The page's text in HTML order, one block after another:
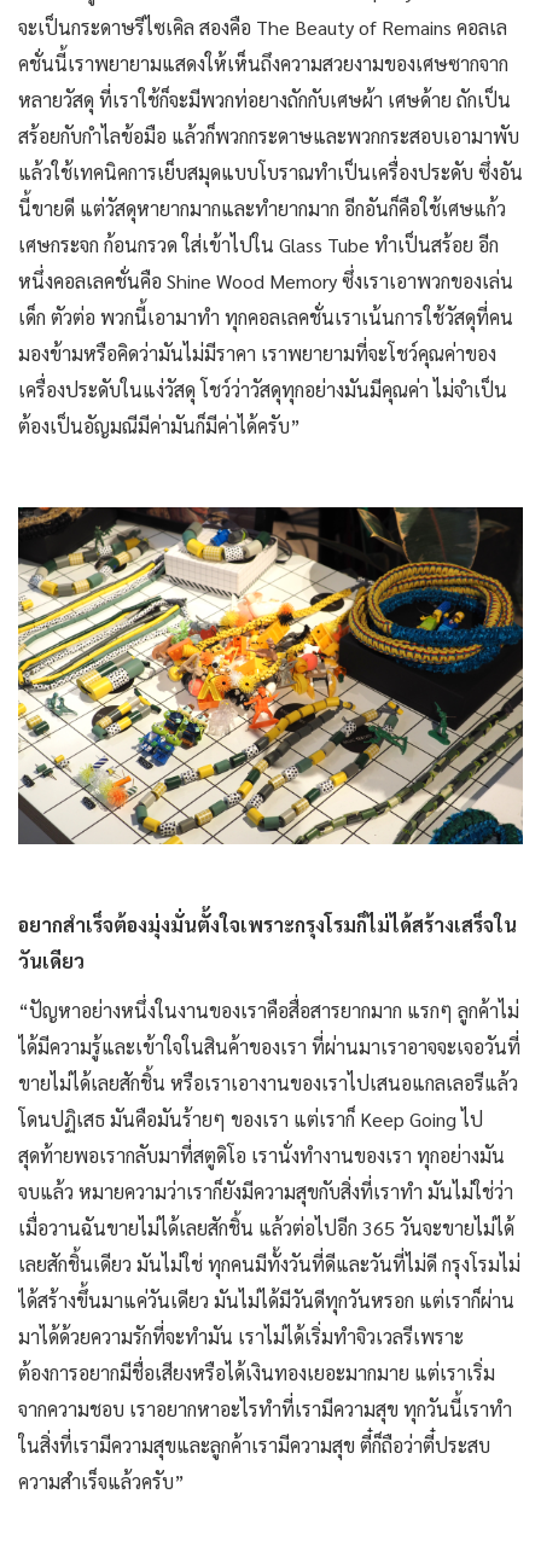
จะเป็นกระดาษรีไซเคิล สองคือ The Beauty of Remains คอลเล
คชั่นนี้เราพยายามแสดงให้เห็นถึงความสวยงามของเศษซากจาก
หลายวัสดุ ที่เราใช้ก็จะมีพวกท่อยางถักกับเศษผ้า เศษด้าย ถักเป็น
สร้อยกับกำไลข้อมือ แล้วก็พวกกระดาษและพวกกระสอบเอามาพับ
แล้วใช้เทคนิคการเย็บสมุดแบบโบราณทำเป็นเครื่องประดับ ซึ่งอัน
นี้ขายดี แต่วัสดุหายากมากและทำยากมาก อีกอันก็คือใช้เศษแก้ว
เศษกระจก ก้อนกรวด ใส่เข้าไปใน Glass Tube ทำเป็นสร้อย อีก
หนึ่งคอลเลคชั่นคือ Shine Wood Memory ซึ่งเราเอาพวกของเล่น
เด็ก ตัวต่อ พวกนี้เอามาทำ ทุกคอลเลคชั่นเราเน้นการใช้วัสดุที่คน
มองข้ามหรือคิดว่ามันไม่มีราคา เราพยายามที่จะโชว์คุณค่าของ
เครื่องประดับในแง่วัสดุ โชว์ว่าวัสดุทุกอย่างมันมีคุณค่า ไม่จำเป็น
ต้องเป็นอัญมณีมีค่ามันก็มีค่าได้ครับ”
อยากสำเร็จต้องมุ่งมั่นตั้งใจเพราะกรุงโรมก็ไม่ได้สร้างเสร็จใน
วันเดียว
“ปัญหาอย่างหนึ่งในงานของเราคือสื่อสารยากมาก แรกๆ ลูกค้าไม่
ได้มีความรู้และเข้าใจในสินค้าของเรา ที่ผ่านมาเราอาจจะเจอวันที่
ขายไม่ได้เลยสักชิ้น หรือเราเอางานของเราไปเสนอแกลเลอรีแล้ว
โดนปฏิเสธ มันคือมันร้ายๆ ของเรา แต่เราก็ Keep Going ไป
สุดท้ายพอเรากลับมาที่สตูดิโอ เรานั่งทำงานของเรา ทุกอย่างมัน
จบแล้ว หมายความว่าเราก็ยังมีความสุขกับสิ่งที่เราทำ มันไม่ใช่ว่า
เมื่อวานฉันขายไม่ได้เลยสักชิ้น แล้วต่อไปอีก 365 วันจะขายไม่ได้
เลยสักชิ้นเดียว มันไม่ใช่ ทุกคนมีทั้งวันที่ดีและวันที่ไม่ดี กรุงโรมไม่
ได้สร้างขึ้นมาแค่วันเดียว มันไม่ได้มีวันดีทุกวันหรอก แต่เราก็ผ่าน
มาได้ด้วยความรักที่จะทำมัน เราไม่ได้เริ่มทำจิวเวลรีเพราะ
ต้องการอยากมีชื่อเสียงหรือได้เงินทองเยอะมากมาย แต่เราเริ่ม
จากความชอบ เราอยากหาอะไรทำที่เรามีความสุข ทุกวันนี้เราทำ
ในสิ่งที่เรามีความสุขและลูกค้าเรามีความสุข ตี๋ก็ถือว่าตี๋ประสบ
ความสำเร็จแล้วครับ”